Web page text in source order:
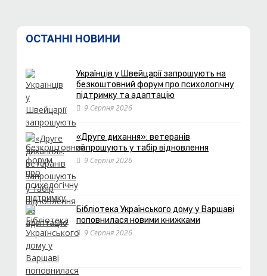
ОСТАННІ НОВИНИ
Українців у Швейцарії запрошують на
безкоштовний форум про психологічну
підтримку та адаптацію
9 Серпня 2026
«Друге дихання»: ветеранів
запрошують у табір відновлення
9 Серпня 2026
Бібліотека Українського дому у Варшаві
поповнилася новими книжками
9 Серпня 2026